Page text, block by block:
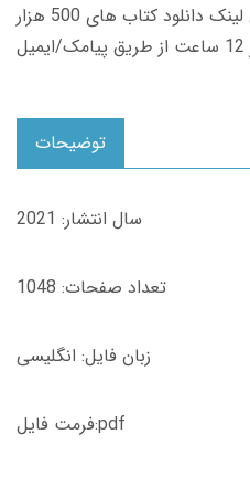
کاربری می باشد، و زمان تحویل لینک دانلود کتاب های 500 هزار
توضیحات
سال انتشار: 2021
تعداد صفحات: 1048
زبان فایل: انگلیسی
فرمت فایل:pdf